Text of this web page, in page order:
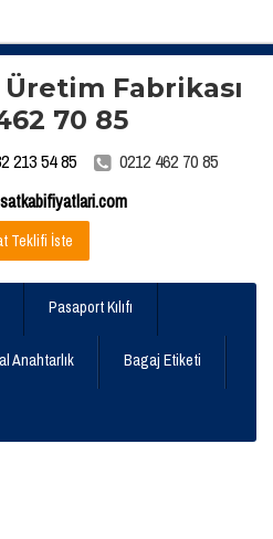
213 54 85
0212 462 70 85
Teklifi İste
Pasaport Kılıfı
Anahtarlık Bagaj Etiketi